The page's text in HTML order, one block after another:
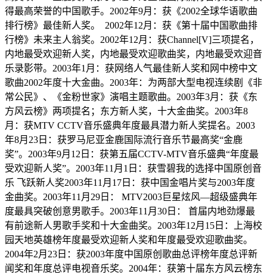
得最高荣誉的中国歌手。2002年9月：获《2002全球华语歌曲
排行榜》最佳新人奖。 2002年12月：获《第十届中国歌曲排
行榜》未来主人翁奖。2002年12月：获Channel[V]三项提名，
内地最受欢迎新人奖，内地最受欢迎歌曲奖，内地最受欢迎音
乐录影带。2003年1月：获网络人气最佳新人奖和网中榜中文
歌曲2002年度十大金曲。2003年：为两部大型电视连续剧《非
常公民》、《金粉世家》演唱主题歌曲。2003年3月：获《东
方风云榜》两项提名；东方新人奖，十大金曲奖。2003年8
月：获MTV CCTV音乐盛典年度最具潜力新人奖提名。2003
年8月23日：获罗马尼亚金鹿国际流行音乐节最高奖“金鹿
奖”。2003年9月12日：获第五届CCTV-MTV音乐盛典“年度最
受欢迎新人奖”。2003年11月1日：获雪碧我的选择中国原创音
乐 飞跃新人奖2003年11月17日：获中国金唱片奖与2003年度
金曲奖。2003年11月29日： MTV2003巨星炫风—超级盛典年
度最具突破创意男歌手。2003年11月30日： 首届内地劲爆最
有前途新人男歌手奖和十大金曲奖。2003年12月15日：上海校
园天地英雄榜年度最受欢迎新人奖和年度最受欢迎歌曲奖。
2004年2月23日：获2003年度中国原创歌曲总评榜年度总评新
闻奖和年度总评电视音乐奖。2004年：获第十届东方风云榜东